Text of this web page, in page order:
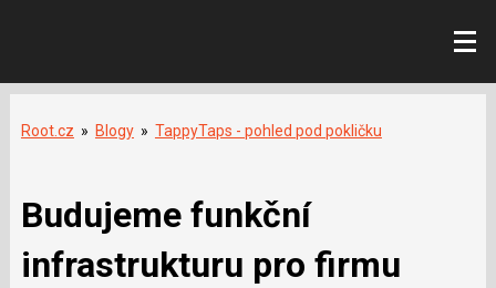
Root.cz » Blogy » TappyTaps - pohled pod pokličku
Budujeme funkční
infrastrukturu pro firmu